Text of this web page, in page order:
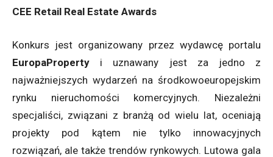
CEE Retail Real Estate Awards
Konkurs jest organizowany przez wydawcę portalu
EuropaProperty i uznawany jest za jedno z
najważniejszych wydarzeń na środkowoeuropejskim
rynku nieruchomości komercyjnych. Niezależni
specjaliści, związani z branżą od wielu lat, oceniają
projekty pod kątem nie tylko innowacyjnych
rozwiązań, ale także trendów rynkowych. Lutowa gala